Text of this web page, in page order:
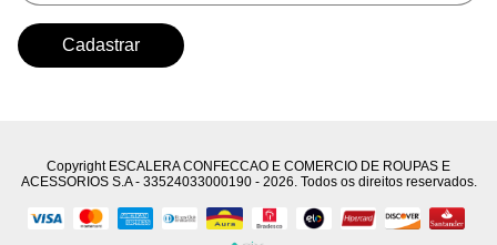
Copyright ESCALERA CONFECCAO E COMERCIO DE ROUPAS E
ACESSORIOS S.A - 33524033000190 - 2026. Todos os direitos reservados.